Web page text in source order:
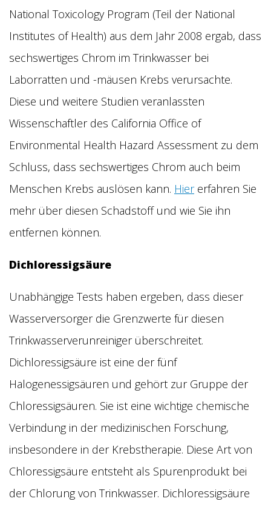
National Toxicology Program (Teil der National
Institutes of Health) aus dem Jahr 2008 ergab, dass
sechswertiges Chrom im Trinkwasser bei
Laborratten und -mäusen Krebs verursachte.
Diese und weitere Studien veranlassten
Wissenschaftler des California Office of
Environmental Health Hazard Assessment zu dem
Schluss, dass sechswertiges Chrom auch beim
Menschen Krebs auslösen kann. Hiererfahren Sie
mehr über diesen Schadstoff und wie Sie ihn
entfernen können.
Dichloressigsäure
Unabhängige Tests haben ergeben, dass dieser
Wasserversorger die Grenzwerte für diesen
Trinkwasserverunreiniger überschreitet.
Dichloressigsäure ist eine der fünf
Halogenessigsäuren und gehört zur Gruppe der
Chloressigsäuren. Sie ist eine wichtige chemische
Verbindung in der medizinischen Forschung,
insbesondere in der Krebstherapie. Diese Art von
Chloressigsäure entsteht als Spurenprodukt bei
der Chlorung von Trinkwasser. Dichloressigsäure